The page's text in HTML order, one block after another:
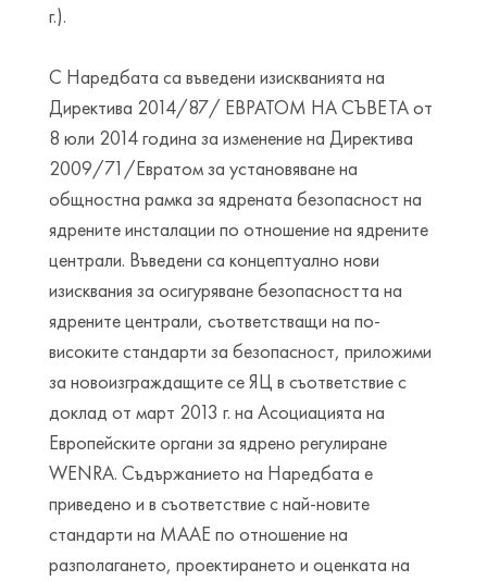
г.).
С Наредбата са въведени изискванията на
Директива 2014/87/ ЕВРАТОМ НА СЪВЕТА от
8 юли 2014 година за изменение на Директива
2009/71/Евратом за установяване на
общностна рамка за ядрената безопасност на
ядрените инсталации по отношение на ядрените
централи. Въведени са концептуално нови
изисквания за осигуряване безопасността на
ядрените централи, съответстващи на по-
високите стандарти за безопасност, приложими
за новоизграждащите се ЯЦ в съответствие с
доклад от март 2013 г. на Асоциацията на
Европейските органи за ядрено регулиране
WENRA. Съдържанието на Наредбата е
приведено и в съответствие с най-новите
стандарти на МААЕ по отношение на
разполагането, проектирането и оценката на